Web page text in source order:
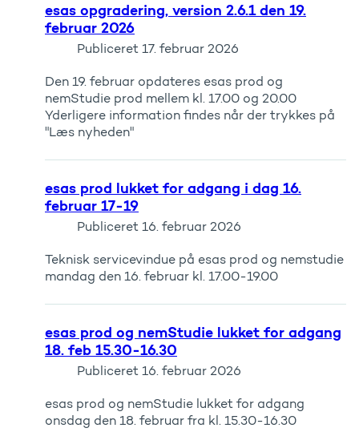
esas opgradering, version 2.6.1 den 19.
februar 2026
Publiceret 17. februar 2026
Den 19. februar opdateres esas prod og
nemStudie prod mellem kl. 17.00 og 20.00
Yderligere information findes når der trykkes på
"Læs nyheden"
esas prod lukket for adgang i dag 16.
februar 17-19
Publiceret 16. februar 2026
Teknisk servicevindue på esas prod og nemstudie
mandag den 16. februar kl. 17.00-19.00
esas prod og nemStudie lukket for adgang
18. feb 15.30-16.30
Publiceret 16. februar 2026
esas prod og nemStudie lukket for adgang
onsdag den 18. februar fra kl. 15.30-16.30